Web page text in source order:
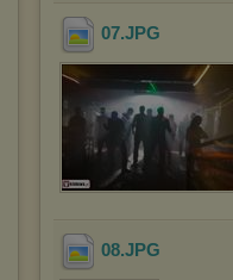
07.JPG
08.JPG